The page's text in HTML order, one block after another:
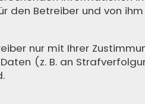
den Betreiber und von
nur mit Ihrer
(z. B. an